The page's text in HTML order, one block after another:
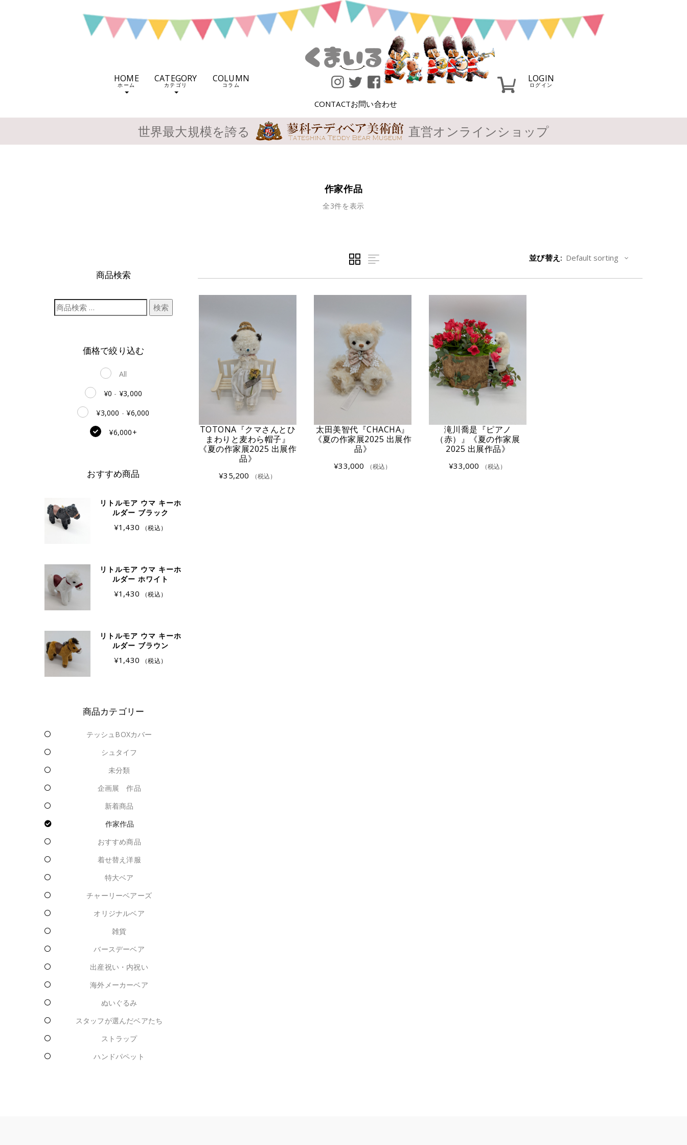
HOME
ホーム
CATEGORY
カテゴリ
COLUMN
コラム
CONTACTお問い合わせ
LOGIN
ログイン
世界最大規模を誇る 直営オンラインショップ
作家作品
全3件を表示
商品検索
検索
価格で絞り込む
All
¥0 - ¥3,000
¥3,000 -¥6,000
¥6,000+
おすすめ商品
リトルモア ウマ キーホ
ルダー ブラック
¥1,430 （税込）
リトルモア ウマ キーホ
ルダー ホワイト
¥1,430 （税込）
リトルモア ウマ キーホ
ルダー ブラウン
¥1,430 （税込）
商品カテゴリー
テッシュBOXカバー
シュタイフ
未分類
企画展 作品
新着商品
作家作品
おすすめ商品
着せ替え洋服
特大ベア
チャーリーベアーズ
オリジナルベア
雑貨
バースデーベア
出産祝い・内祝い
海外メーカーベア
ぬいぐるみ
スタッフが選んだベアたち
ストラップ
ハンドパペット
並び替え:
TOTONA『クマさんとひ
まわりと麦わら帽子』
《夏の作家展2025 出展作
品》
¥35,200 （税込）
太田美智代『CHACHA』
《夏の作家展2025 出展作
品》
¥33,000 （税込）
滝川喬是『ピアノ
（赤）』《夏の作家展
2025 出展作品》
¥33,000 （税込）